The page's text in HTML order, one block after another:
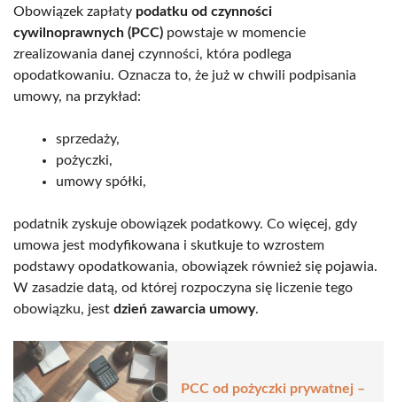
Obowiązek zapłaty podatku od czynności
cywilnoprawnych (PCC) powstaje w momencie
zrealizowania danej czynności, która podlega
opodatkowaniu. Oznacza to, że już w chwili podpisania
umowy, na przykład:
sprzedaży,
pożyczki,
umowy spółki,
podatnik zyskuje obowiązek podatkowy. Co więcej, gdy
umowa jest modyfikowana i skutkuje to wzrostem
podstawy opodatkowania, obowiązek również się pojawia.
W zasadzie datą, od której rozpoczyna się liczenie tego
obowiązku, jest dzień zawarcia umowy.
PCC od pożyczki prywatnej –